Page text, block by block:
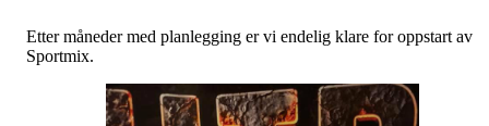
Etter måneder med planlegging er vi endelig klare for oppstart av
Sportmix.